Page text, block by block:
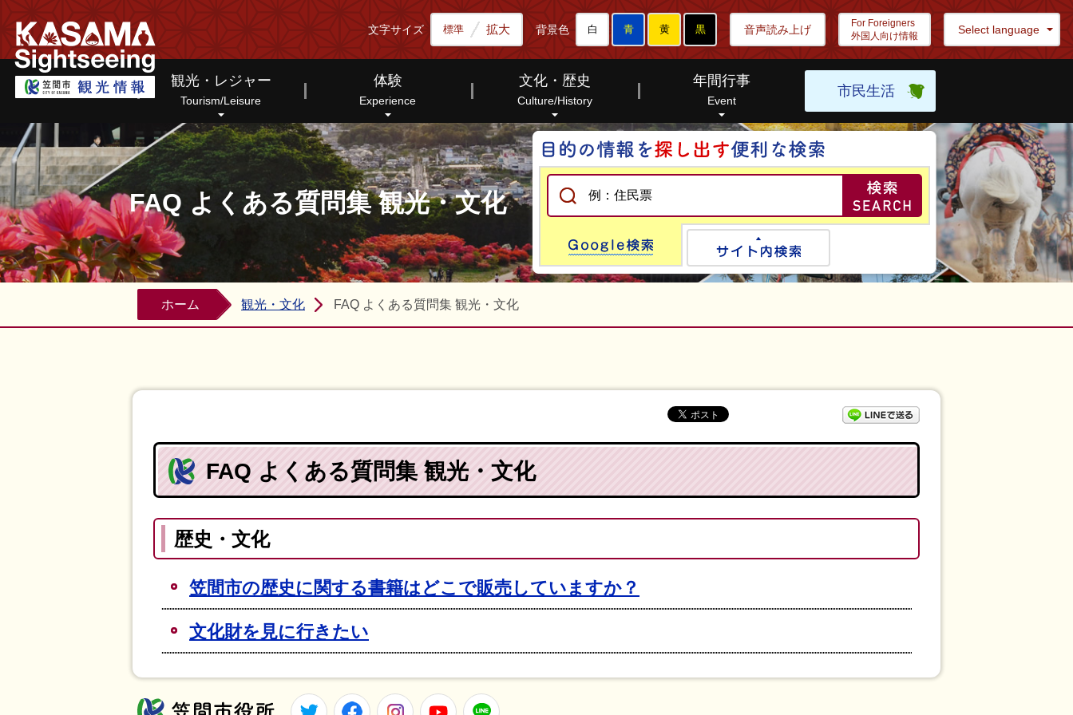
文字サイズ 標準 拡大 背景色 白 青 黄 黒 音声読み上げ
For Foreigners
外国人向け情報
Select language
観光・レジャー
Tourism/Leisure
体験
Experience
文化・歴史
Culture/History
年間行事
Event
市民生活
FAQ よくある質問集 観光・文化
目的の情報を探
Google検索
ホーム 観光・文化 FAQ よくある質問集 観光・文化
FAQ よくある質問集 観光・文化
歴史・文化
笠間市の歴史に関する書籍はどこで販売していますか？
文化財を見に行きたい
笠間市役所Twitter FacebookInstagramYoutube